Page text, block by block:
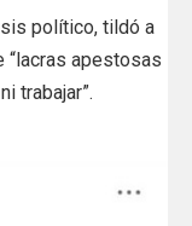
político, tildó a
“lacras apestosas
trabajar”.